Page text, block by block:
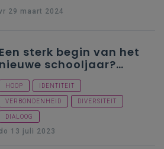
29 maart 2024
Een sterk begin van het
nieuwe schooljaar?
tools helpen je!
HOOP IDENTITEIT
VERBONDENHEID DIVERSITEIT
DIALOOG
do 13 juli 2023